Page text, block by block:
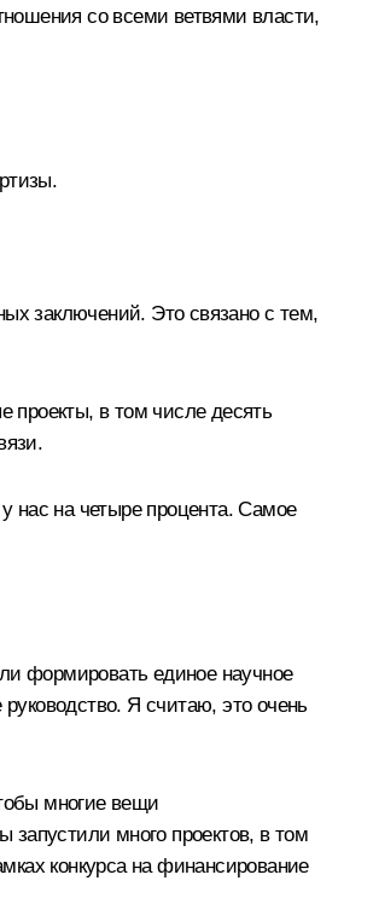
со всеми ветвями власти,
заключений. Это связано с тем,
проекты, в том числе десять
нас на четыре процента. Самое
формировать единое научное
Я считаю, это очень
многие вещи
много проектов, в том
конкурса на финансирование